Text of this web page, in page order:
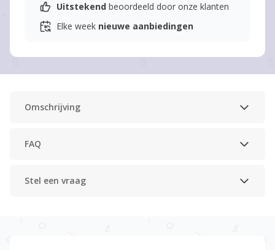
Uitstekend beoordeeld door onze klanten
Elke week nieuwe aanbiedingen
Omschrijving
FAQ
Stel een vraag